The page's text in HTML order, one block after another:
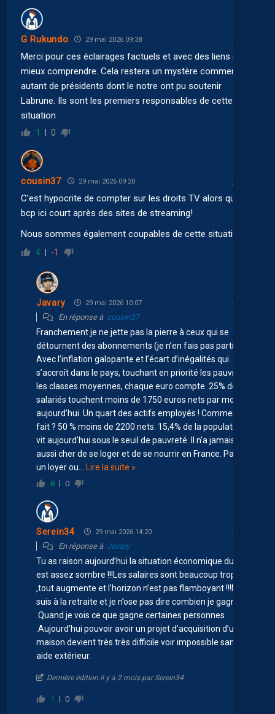
G Rukundo 29 mai 2026 09:38
Merci pour ces éclairages factuels et avec des liens pour
mieux comprendre. Cela restera un mystère comment
autant de présidents dont le notre ont pu soutenir
Labrune. Ils sont les premiers responsables de cette
situation
1 0
cousin37 29 mai 2026 09:20
C’est hypocrite de compter sur les droits TV alors que
bcp ici court après des sites de streaming!
Nous sommes également coupables de cette situation !
4 -1
Javary 29 mai 2026 10:07
En réponse à cousin37
Franchement je ne jette pas la pierre à ceux qui se
détournent des abonnements (je n’en fais pas partie).
Avec l’inflation galopante et l’écart d’inégalités qui
s’accroît dans le pays, touchant en priorité les pauvres et
les classes moyennes, chaque euro compte. 25% des
salariés touchent moins de 1750 euros nets par mois
aujourd’hui. Un quart des actifs employés ! Comment on
fait ? 50 % moins de 2200 nets. 15,4% de la population
vit aujourd’hui sous le seuil de pauvreté. Il n’a jamais été
aussi cher de se loger et de se nourrir en France. Payer
un loyer ou
Lire la suite »
8 0
Serein34 29 mai 2026 14:20
En réponse à Javary
Tu as raison aujourd’hui la situation économique du pays
est assez sombre !!!Les salaires sont beaucoup trop bas
,tout augmente et l’horizon n’est pas flamboyant !!!Moi je
suis à la retraite et je n’ose pas dire combien je gagne
.Quand je vois ce que gagne certaines personnes
.Aujourd’hui pouvoir avoir un projet d’acquisition d’une
maison devient très très difficile voir impossible sans
aide extérieur.
Dernière édition il y a 2 mois par Serein34
1 0